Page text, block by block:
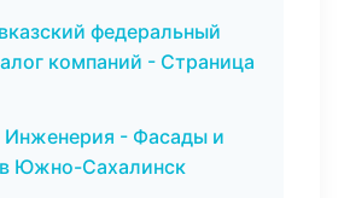
федеральный
компаний - Страница
- Фасады и
в Южно-Сахалинск